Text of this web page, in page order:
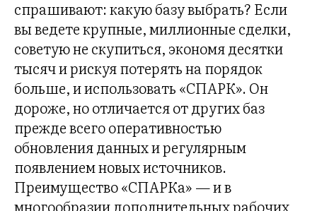
спрашивают: какую базу выбрать? Если
вы ведете крупные, миллионные сделки,
советую не скупиться, экономя десятки
тысяч и рискуя потерять на порядок
больше, и использовать «СПАРК». Он
дороже, но отличается от других баз
прежде всего оперативностью
обновления данных и регулярным
появлением новых источников.
Преимущество «СПАРКа» — и в
многообразии дополнительных рабочих